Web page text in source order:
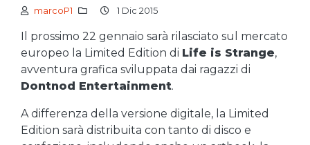
marcoP1 1 Dic 2015
Il prossimo 22 gennaio sarà rilasciato sul mercato
europeo la Limited Edition di Life is Strange,
avventura grafica sviluppata dai ragazzi di
Dontnod Entertainment.
A differenza della versione digitale, la Limited
Edition sarà distribuita con tanto di disco e